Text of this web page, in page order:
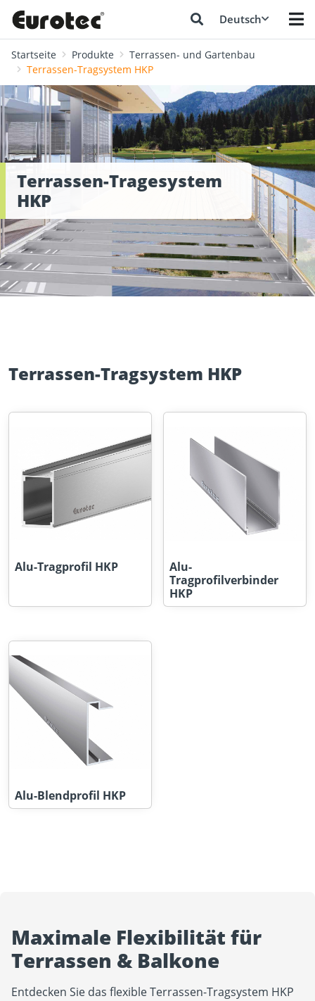
Deutsch
Startseite Produkte
Terrassen- und Gartenbau
Terrassen-Tragsystem HKP
Terrassen-Tragesystem
HKP
Terrassen-Tragsystem HKP
Alu-Tragprofil HKP
Alu-
Tragprofilverbinder
HKP
Alu-Blendprofil HKP
Maximale Flexibilität für
Terrassen & Balkone
Entdecken Sie das flexible Terrassen-Tragsystem HKP